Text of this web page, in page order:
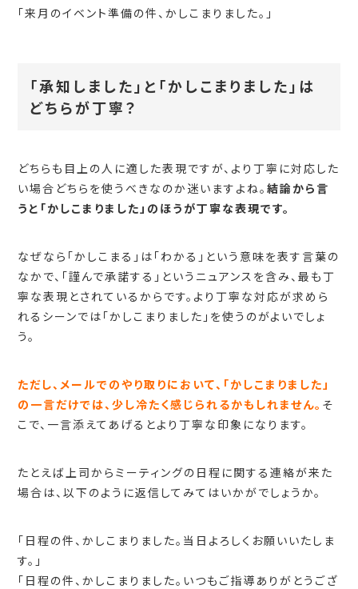
「来月のイベント準備の件、かしこまりました。」
「承知しました」と「かしこまりました」は
どちらが丁寧？
どちらも目上の人に適した表現ですが、より丁寧に対応した
い場合どちらを使うべきなのか迷いますよね。結論から言
うと「かしこまりました」のほうが丁寧な表現です。
なぜなら「かしこまる」は「わかる」という意味を表す言葉の
なかで、「謹んで承諾する」というニュアンスを含み、最も丁
寧な表現とされているからです。より丁寧な対応が求めら
れるシーンでは「かしこまりました」を使うのがよいでしょ
う。
ただし、メールでのやり取りにおいて、「かしこまりました」
の一言だけでは、少し冷たく感じられるかもしれません。 そ
こで、一言添えてあげるとより丁寧な印象になります。
たとえば上司からミーティングの日程に関する連絡が来た
場合は、以下のように返信してみてはいかがでしょうか。
「日程の件、かしこまりました。当日よろしくお願いいたしま
す。」
「日程の件、かしこまりました。いつもご指導ありがとうござ